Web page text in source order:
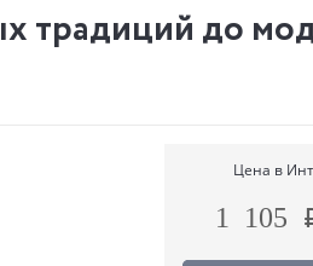
традиций до
Цена в
1 105